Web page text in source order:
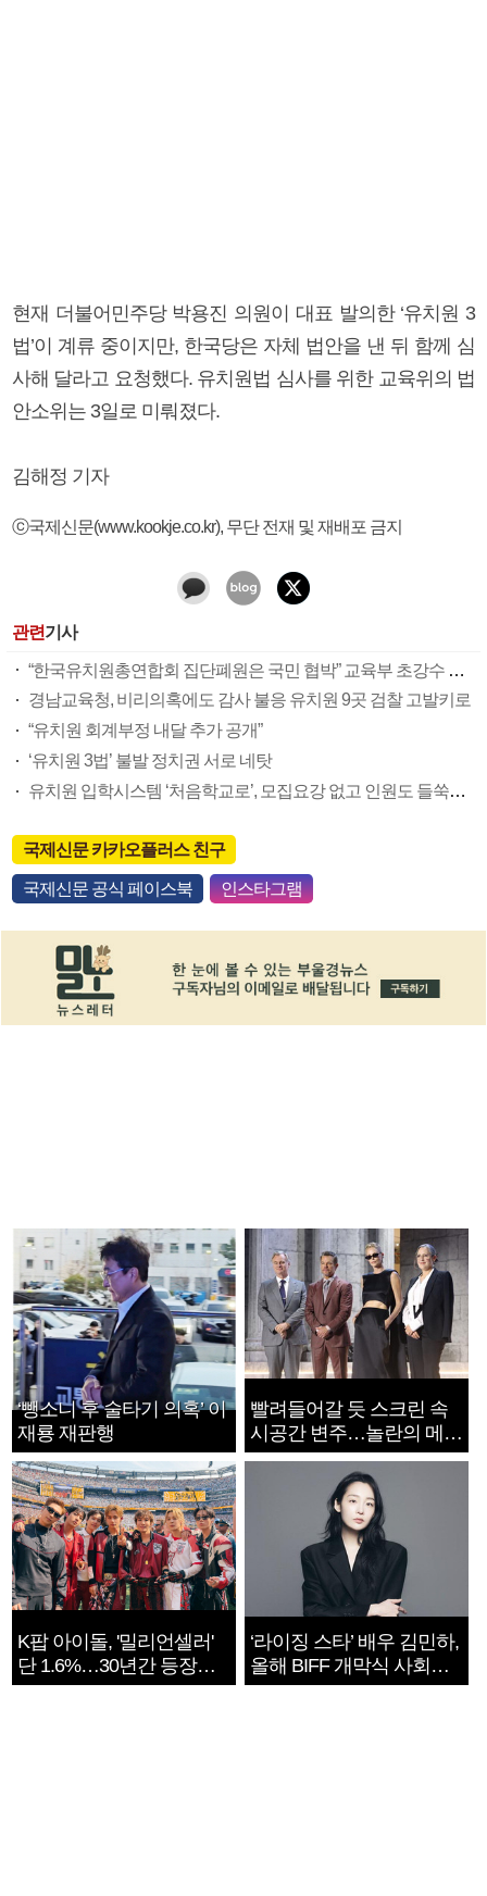
현재 더불어민주당 박용진 의원이 대표 발의한 ‘유치원 3
법’이 계류 중이지만, 한국당은 자체 법안을 낸 뒤 함께 심
사해 달라고 요청했다. 유치원법 심사를 위한 교육위의 법
안소위는 3일로 미뤄졌다.
김해정 기자
ⓒ국제신문(www.kookje.co.kr), 무단 전재 및 재배포 금지
관련기사
“한국유치원총연합회 집단폐원은 국민 협박” 교육부 초강수 대응 선언
경남교육청, 비리의혹에도 감사 불응 유치원 9곳 검찰 고발키로
“유치원 회계부정 내달 추가 공개”
‘유치원 3법’ 불발 정치권 서로 네탓
유치원 입학시스템 ‘처음학교로’, 모집요강 없고 인원도 들쑥날쑥
국제신문 카카오플러스 친구
국제신문 공식 페이스북 인스타그램
‘뺑소니 후 술타기 의혹’ 이
재룡 재판행
빨려들어갈 듯 스크린 속
시공간 변주…놀란의 메시
지는 ‘전쟁 속죄’
K팝 아이돌, '밀리언셀러'
단 1.6%…30년간 등장
1182개팀 전수조사
‘라이징 스타’ 배우 김민하,
올해 BIFF 개막식 사회자
확정